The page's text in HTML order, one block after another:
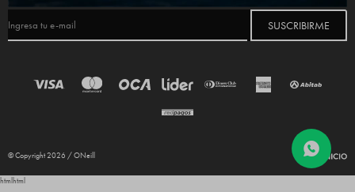
SUSCRIBIRME
© Copyright 2026 / ONeill
htmlhtml